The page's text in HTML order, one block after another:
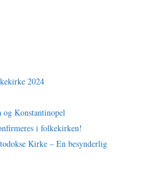
2024
Konstantinopel
i folkekirken!
Kirke – En besynderlig